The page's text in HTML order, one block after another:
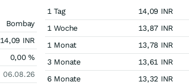
Bombay
14,09 INR
0,00%
06.08.26
1 Tag 14,09 INR
1 Woche
13,87 INR
1 Monat
13,78 INR
3 Monate
13,61 INR
6 Monate
13,32 INR